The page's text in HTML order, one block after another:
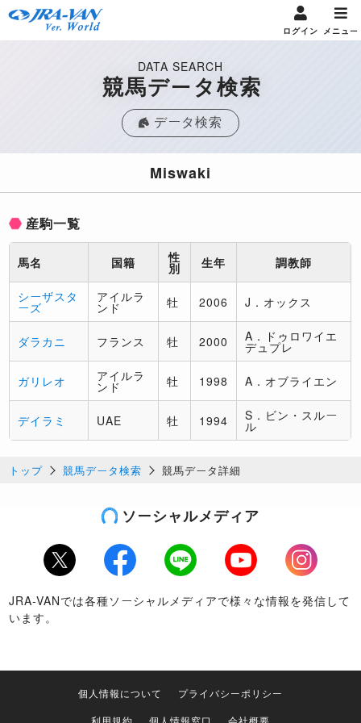
ログイン メニュー
DATA SEARCH
競馬データ検索
データ検索
Miswaki
産駒一覧
馬名 国籍 性
別 生年 調教師
シーザスタ
ーズ
アイルラ
ンド 牡 2006 J．オックス
ダラカニ フランス 牡 2000 A．ドゥロワイエ
デュプレ
ガリレオ アイルラ
ンド 牡 1998 A．オブライエン
デイラミ UAE 牡 1994 S．ビン・スルー
ル
トップ 競馬データ検索 競馬データ詳細
ソーシャルメディア
Twitter Facebook LINE Youtube
Instagram
JRA-VANでは各種ソーシャルメディアで様々な情報を発信して
います。
個人情報について
プライバシーポリシー
利用規約
個人情報窓口 会社概要